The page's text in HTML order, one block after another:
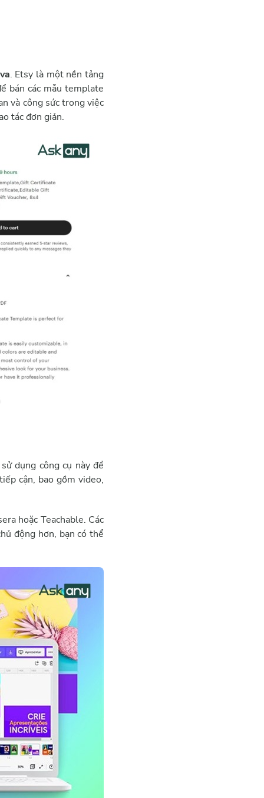
. Etsy là một nền tảng
bán các mẫu template
và công sức trong việc
tác đơn giản.
dụng công cụ này để
cận, bao gồm video,
hoặc Teachable. Các
động hơn, bạn có thể